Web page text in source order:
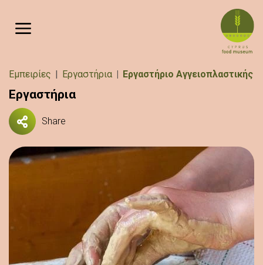
Breadcrumb
Εμπειρίες Εργαστήρια Εργαστήριο Αγγειοπλαστικής
Εργαστήρια
Share